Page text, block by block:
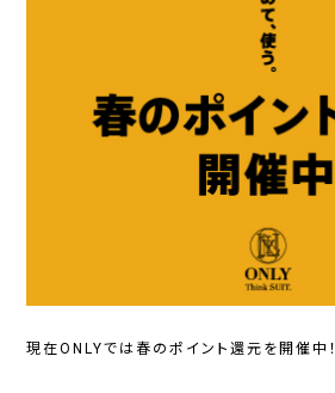
現在ONLYでは春のポイント還元を開催中！